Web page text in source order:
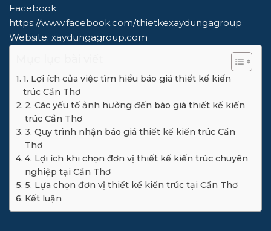
Facebook:
https://www.facebook.com/thietkexaydungagroup
Website: xaydungagroup.com
1. Lợi ích của việc tìm hiểu báo giá thiết kế kiến
trúc Cần Thơ
2. Các yếu tố ảnh hưởng đến báo giá thiết kế kiến
trúc Cần Thơ
3. Quy trình nhận báo giá thiết kế kiến trúc Cần
Thơ
4. Lợi ích khi chọn đơn vị thiết kế kiến trúc chuyên
nghiệp tại Cần Thơ
5. Lựa chọn đơn vị thiết kế kiến trúc tại Cần Thơ
Kết luận